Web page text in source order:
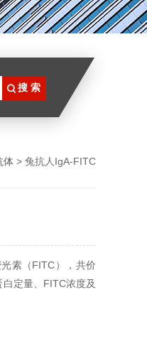
体 > 兔抗人IgA-FITC
素（FITC），共价
定量、FITC浓度及